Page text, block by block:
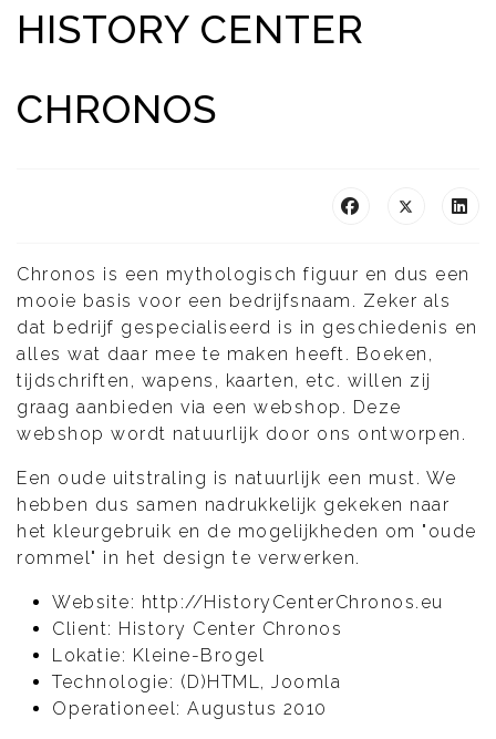
HISTORY CENTER
CHRONOS
Chronos is een mythologisch figuur en dus een
mooie basis voor een bedrijfsnaam. Zeker als
dat bedrijf gespecialiseerd is in geschiedenis en
alles wat daar mee te maken heeft. Boeken,
tijdschriften, wapens, kaarten, etc. willen zij
graag aanbieden via een webshop. Deze
webshop wordt natuurlijk door ons ontworpen.
Een oude uitstraling is natuurlijk een must. We
hebben dus samen nadrukkelijk gekeken naar
het kleurgebruik en de mogelijkheden om "oude
rommel" in het design te verwerken.
Website: http://HistoryCenterChronos.eu
Client: History Center Chronos
Lokatie: Kleine-Brogel
Technologie: (D)HTML, Joomla
Operationeel: Augustus 2010